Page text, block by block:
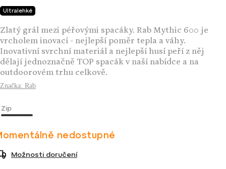
Ultralehké
Zlatý grál mezi péřovými spacáky. Rab Mythic 600 je
vrcholem inovací - nejlepší poměr tepla a váhy.
Inovativní svrchní materiál a nejlepší husí peří z něj
dělají jednoznačně TOP spacák v naší nabídce a na
outdoorovém trhu celkově.
Značka: Rab
Zip
nedostupné
Možnosti doručení